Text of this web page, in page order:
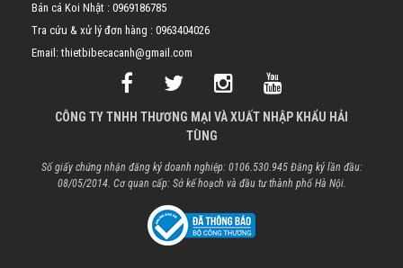
Bán cá Koi Nhật : 0969186785
Tra cứu & xử lý đơn hàng : 0963404026
Email: thietbibecacanh@gmail.com
CÔNG TY TNHH THƯƠNG MẠI VÀ XUẤT NHẬP KHẨU HẢI
TÙNG
Số giấy chứng nhận đăng ký doanh nghiệp: 0106.530.945 Đăng ký lần đầu:
08/05/2014. Cơ quan cấp: Sở kế hoạch và đầu tư thành phố Hà Nội.